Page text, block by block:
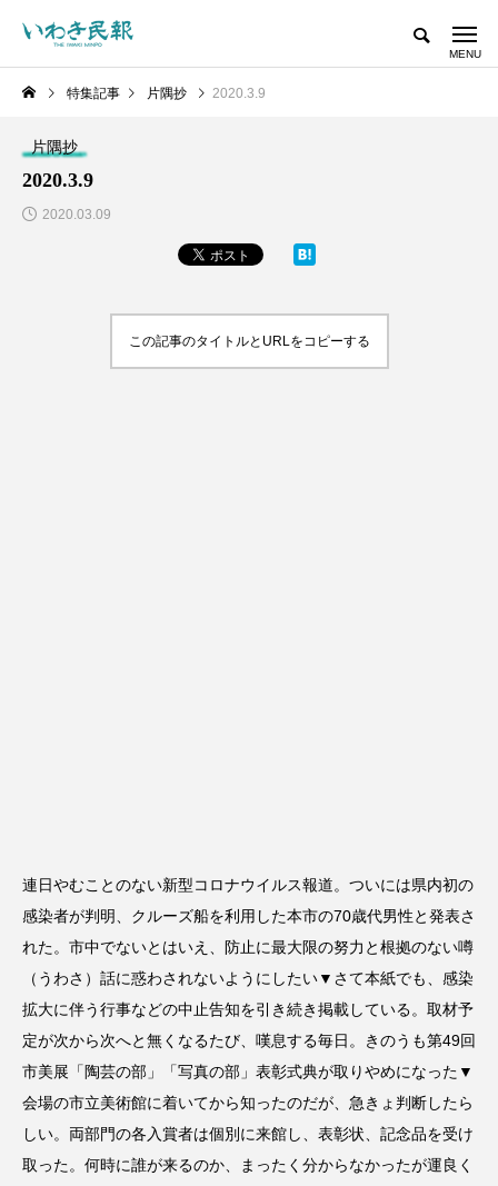
特集記事 片隅抄 2020.3.9
片隅抄
2020.3.9
2020.03.09
この記事のタイトルとURLをコピーする
連日やむことのない新型コロナウイルス報道。ついには県内初の
感染者が判明、クルーズ船を利用した本市の70歳代男性と発表さ
れた。市中でないとはいえ、防止に最大限の努力と根拠のない噂
（うわさ）話に惑わされないようにしたい▼さて本紙でも、感染
拡大に伴う行事などの中止告知を引き続き掲載している。取材予
定が次から次へと無くなるたび、嘆息する毎日。きのうも第49回
市美展「陶芸の部」「写真の部」表彰式典が取りやめになった▼
会場の市立美術館に着いてから知ったのだが、急きょ判断したら
しい。両部門の各入賞者は個別に来館し、表彰状、記念品を受け
取った。何時に誰が来るのか、まったく分からなかったが運良く